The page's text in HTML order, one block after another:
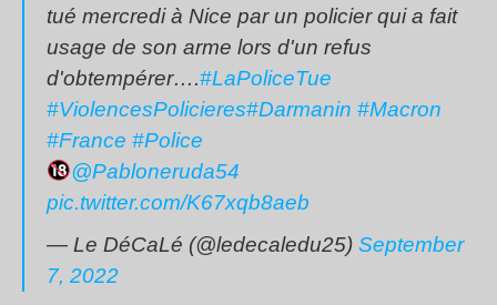
tué mercredi à Nice par un policier qui a fait
usage de son arme lors d'un refus
d'obtempérer….#LaPoliceTue
#ViolencesPolicieres#Darmanin #Macron
#France #Police
@Pabloneruda54
pic.twitter.com/K67xqb8aeb
— Le DéCaLé (@ledecaledu25) September
7, 2022